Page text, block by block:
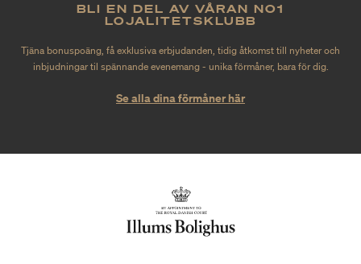
BLI EN DEL AV VÅRAN NO1
LOJALITETSKLUBB
Tjäna bonuspoäng, få exklusiva erbjudanden, tidig åtkomst till nyheter och
inbjudningar til spännande evenemang - unika förmåner, bara för dig.
Se alla dina förmåner här